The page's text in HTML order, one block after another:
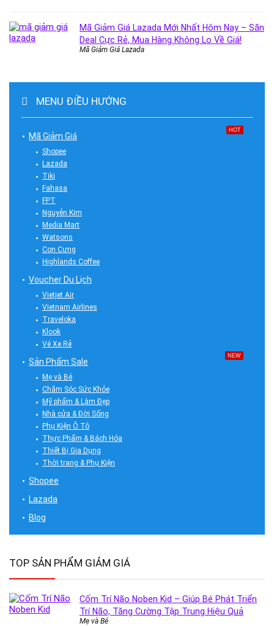
Mã Giảm Giá Lazada Mới Nhất Hôm Nay – Săn
Deal Cực Rẻ, Mua Hàng Không Lo Về Giá!
Mã Giảm Giá Lazada
MENU ĐIỀU HƯỚNG
Mã Giảm Giá
HOT
Shopee
Lazada
Tiki
Fahasa
FPT
Nguyễn Kim
Media Mart
Watsons
Con Cưng
Highlands Coffee
Voucher Du Lịch
Vietjet Air
Vietnam Airlines
Traveloka
Klook
Vé Xe Rẻ
Sản Phẩm Sale
NEW
Mẹ và Bé
Chăm Sóc Sức Khỏe
Mỹ phẩm & Làm Đẹp
Nhà cửa & Đời Sống
Phụ Kiện Ô Tô
Thực Phẩm & Bách Hóa
Thiết Bị Gia Dụng
Thời trang & Phụ Kiện
Shopee
Lazada
Blog
TOP SẢN PHẨM GIẢM GIÁ
Cốm Trí Não Noben Kid – Giúp Bé Phát Triển
Trí Não, Tăng Cường Tập Trung Hiệu Quả
Mẹ và Bé